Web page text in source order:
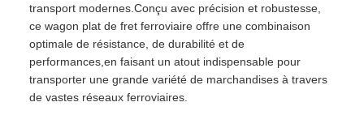
transport modernes.Conçu avec précision et robustesse,
ce wagon plat de fret ferroviaire offre une combinaison
optimale de résistance, de durabilité et de
performances,en faisant un atout indispensable pour
transporter une grande variété de marchandises à travers
de vastes réseaux ferroviaires.